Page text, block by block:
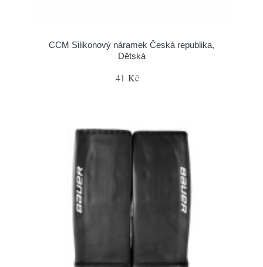
CCM Silikonový náramek Česká republika,
Dětská
41 Kč